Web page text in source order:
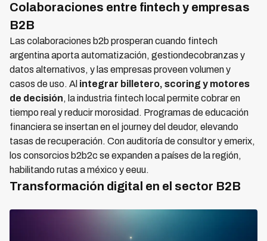
Colaboraciones entre fintech y empresas
B2B
Las colaboraciones b2b prosperan cuando fintech
argentina aporta automatización, gestiondecobranzas y
datos alternativos, y las empresas proveen volumen y
casos de uso. Al integrar billetero, scoring y motores
de decisión, la industria fintech local permite cobrar en
tiempo real y reducir morosidad. Programas de educación
financiera se insertan en el journey del deudor, elevando
tasas de recuperación. Con auditoría de consultor y emerix,
los consorcios b2b2c se expanden a países de la región,
habilitando rutas a méxico y eeuu.
Transformación digital en el sector B2B